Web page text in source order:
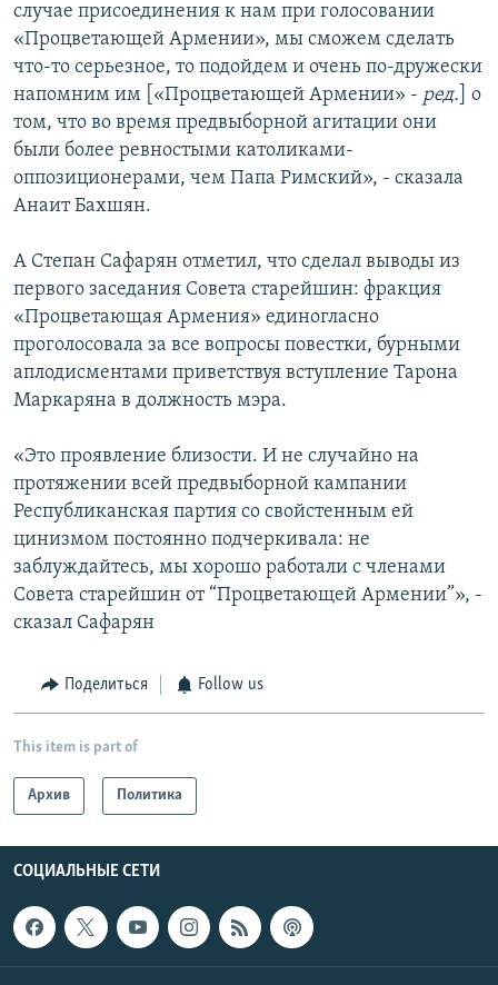
случае присоединения к нам при голосовании
«Процветающей Армении», мы сможем сделать
что-то серьезное, то подойдем и очень по-дружески
напомним им [«Процветающей Армении» - ред. ] о
том, что во время предвыборной агитации они
были более ревностыми католиками-
оппозиционерами, чем Папа Римский», - сказала
Анаит Бахшян.
А Степан Сафарян отметил, что сделал выводы из
первого заседания Совета старейшин: фракция
«Процветающая Армения» единогласно
проголосовала за все вопросы повестки, бурными
аплодисментами приветствуя вступление Тарона
Маркаряна в должность мэра.
«Это проявление близости. И не случайно на
протяжении всей предвыборной кампании
Республиканская партия со свойстенным ей
цинизмом постоянно подчеркивала: не
заблуждайтесь, мы хорошо работали с членами
Совета старейшин от “Процветающей Армении”», -
сказал Сафарян
Поделиться Follow us
This item is part of
Архив Политика
СОЦИАЛЬНЫЕ СЕТИ